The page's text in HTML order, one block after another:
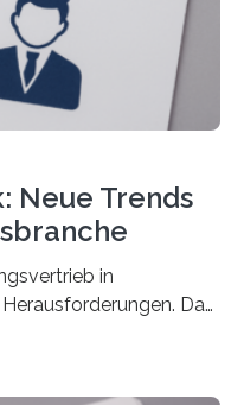
Neue Trends
in
Das
Lukas Linnenbrink